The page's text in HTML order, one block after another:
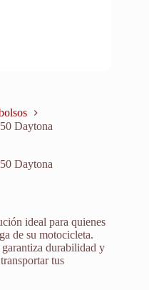
Daytona
Daytona
ideal para quienes
de su motocicleta.
garantiza durabilidad y
tus